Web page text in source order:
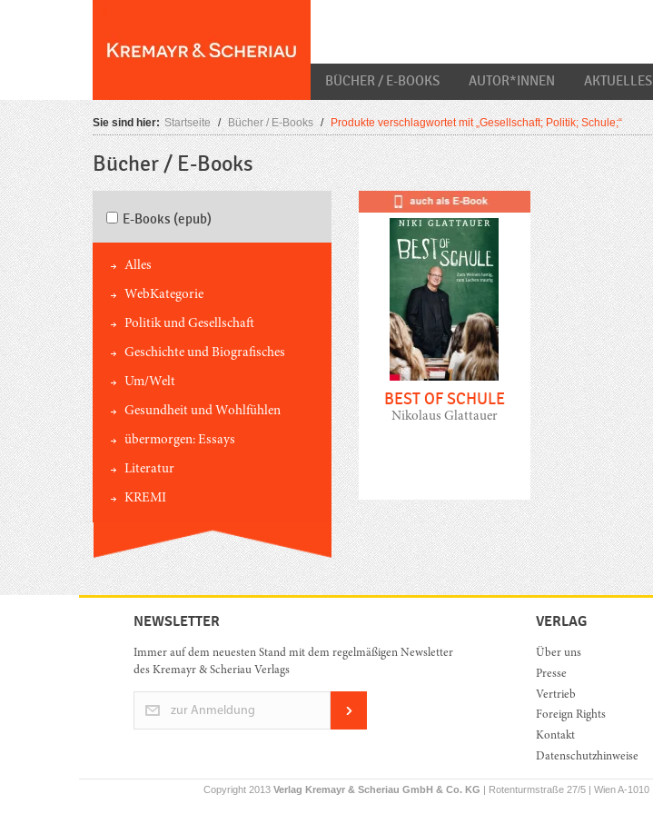
BÜCHER / E-BOOKS AUTOR*INNEN AKTUELLES
Sie sind hier: Startseite / Bücher / E-Books / Produkte verschlagwortet mit „Gesellschaft; Politik; Schule;“
Bücher / E-Books
E-Books (epub)
Alles
WebKategorie
Politik und Gesellschaft
Geschichte und Biografisches
Um/Welt
Gesundheit und Wohlfühlen
übermorgen: Essays
Literatur
KREMI
BEST OF SCHULE
Nikolaus Glattauer
VERLAG
Über uns
Presse
Vertrieb
Foreign Rights
Kontakt
Datenschutzhinweise
NEWSLETTER
Immer auf dem neuesten Stand mit dem regelmäßigen Newsletter
des Kremayr & Scheriau Verlags
zur Anmeldung
Copyright 2013 Verlag Kremayr & Scheriau GmbH & Co. KG | Rotenturmstraße 27/5 | Wien A-1010